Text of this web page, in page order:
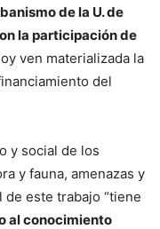
de la U. de
la participación de
ven materializada la
del
y social de los
y fauna, amenazas y
este trabajo “tiene
al conocimiento